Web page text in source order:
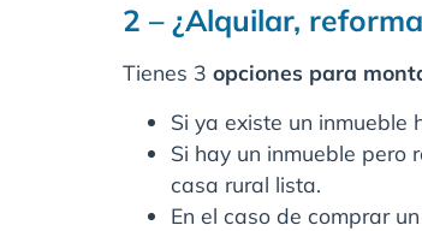
2 – ¿Alquilar,
Tienes 3 opciones para
Si ya existe un
Si hay un inmueble pero
casa rural lista.
En el caso de comprar un